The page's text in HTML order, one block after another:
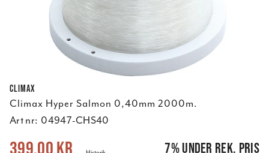
Climax
Climax Hyper Salmon 0,40mm 2000m.
Art nr: 04947-CHS40
Nuvarande pris:399,00 kr 427,00 kr
399,00 kr 7%under rek. pris